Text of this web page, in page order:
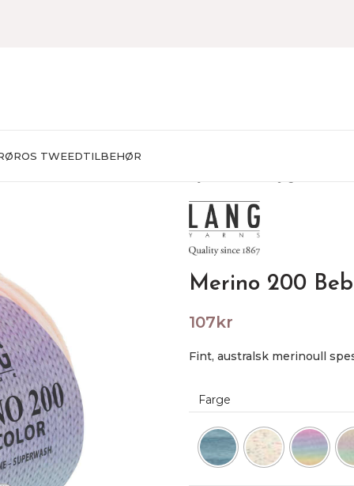
TWEEDTILBEHØR
Merino 200
107kr
Fint, australsk merinoull
Farge